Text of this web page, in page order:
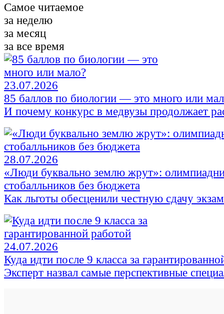
Самое читаемое
за неделю
за месяц
за все время
23.07.2026
85 баллов по биологии — это много или
И почему конкурс в медвузы продолжает
28.07.2026
«Люди буквально землю жрут»:
стобалльников без бюджета
Как льготы обесценили честную сдачу
24.07.2026
Куда идти после 9 класса за
Эксперт назвал самые перспективные